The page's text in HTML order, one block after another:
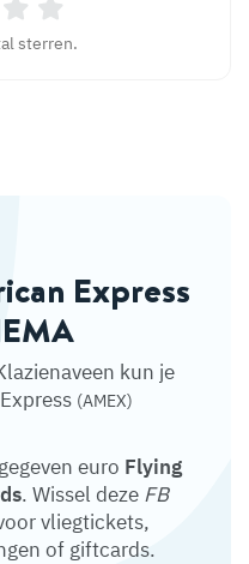
sterren.
Express
kun je
(AMEX)
euro Flying
. Wissel deze FB
vliegtickets,
of giftcards.